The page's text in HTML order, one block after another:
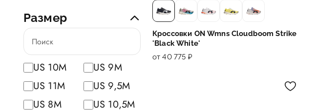
Размер
US 10M
US 9M
US 11M
US 9,5M
US 8M
US 10,5M
Кроссовки ON Wmns Cloudboom Strike
'Black White'
от 40 775 ₽